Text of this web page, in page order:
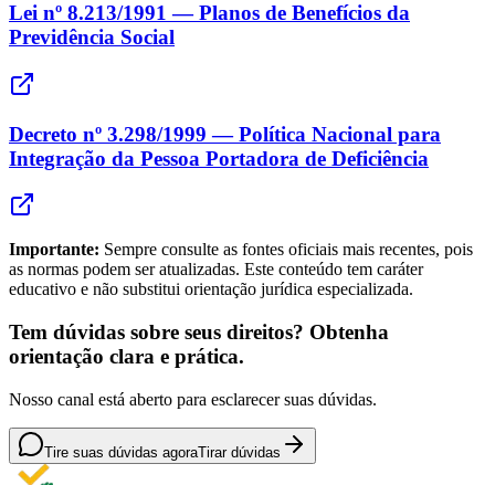
Lei nº 8.213/1991 — Planos de Benefícios da
Previdência Social
Decreto nº 3.298/1999 — Política Nacional para
Integração da Pessoa Portadora de Deficiência
Importante: Sempre consulte as fontes oficiais mais recentes, pois
as normas podem ser atualizadas. Este conteúdo tem caráter
educativo e não substitui orientação jurídica especializada.
Tem dúvidas sobre seus direitos? Obtenha
orientação clara e prática.
Nosso canal está aberto para esclarecer suas dúvidas.
Tire suas dúvidas agoraTirar dúvidas